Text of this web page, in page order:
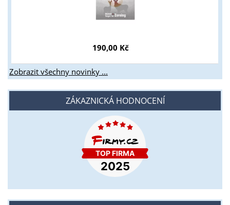
190,00 Kč
Zobrazit všechny novinky ...
ZÁKAZNICKÁ HODNOCENÍ